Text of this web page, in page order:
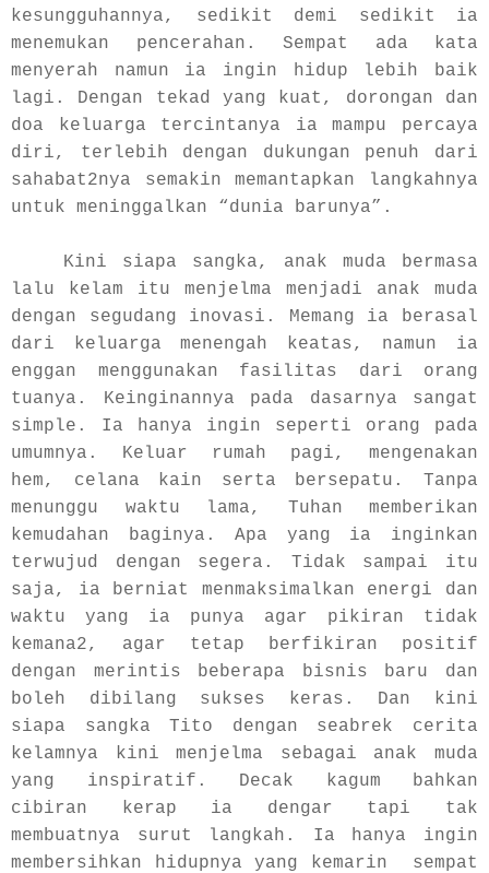
kesungguhannya, sedikit demi sedikit ia
menemukan pencerahan. Sempat ada kata
menyerah namun ia ingin hidup lebih baik
lagi. Dengan tekad yang kuat, dorongan dan
doa keluarga tercintanya ia mampu percaya
diri, terlebih dengan dukungan penuh dari
sahabat2nya semakin memantapkan langkahnya
untuk meninggalkan “dunia barunya”.
Kini siapa sangka, anak muda bermasa
lalu kelam itu menjelma menjadi anak muda
dengan segudang inovasi. Memang ia berasal
dari keluarga menengah keatas, namun ia
enggan menggunakan fasilitas dari orang
tuanya. Keinginannya pada dasarnya sangat
simple. Ia hanya ingin seperti orang pada
umumnya. Keluar rumah pagi, mengenakan
hem, celana kain serta bersepatu. Tanpa
menunggu waktu lama, Tuhan memberikan
kemudahan baginya. Apa yang ia inginkan
terwujud dengan segera. Tidak sampai itu
saja, ia berniat menmaksimalkan energi dan
waktu yang ia punya agar pikiran tidak
kemana2, agar tetap berfikiran positif
dengan merintis beberapa bisnis baru dan
boleh dibilang sukses keras. Dan kini
siapa sangka Tito dengan seabrek cerita
kelamnya kini menjelma sebagai anak muda
yang inspiratif. Decak kagum bahkan
cibiran kerap ia dengar tapi tak
membuatnya surut langkah. Ia hanya ingin
membersihkan hidupnya yang kemarin sempat